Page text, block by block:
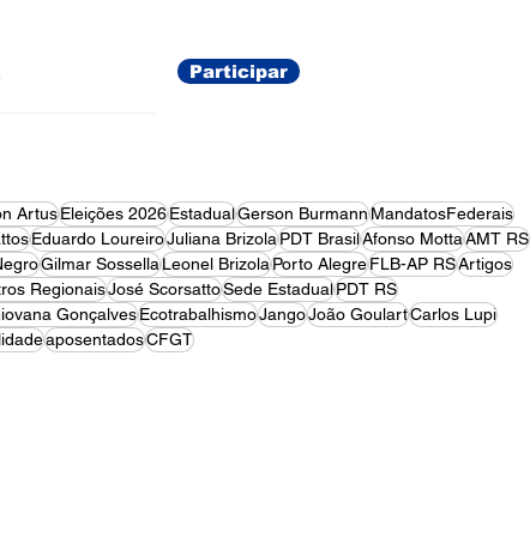
Participar
ArtusEleições 2026EstadualGerson BurmannMandatosFederais
Eduardo LoureiroJuliana BrizolaPDT BrasilAfonso MottaAMT RS
Gilmar SossellaLeonel BrizolaPorto AlegreFLB-AP RSArtigos
RegionaisJosé ScorsattoSede EstadualPDT RS
GonçalvesEcotrabalhismoJangoJoão GoulartCarlos Lupi
aposentadosCFGT